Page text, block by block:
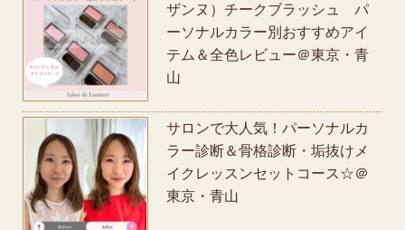
ザンヌ）チークブラッシュ パ
ーソナルカラー別おすすめアイ
テム＆全色レビュー＠東京・青
山
サロンで大人気！パーソナルカ
ラー診断＆骨格診断・垢抜けメ
イクレッスンセットコース☆＠
東京・青山